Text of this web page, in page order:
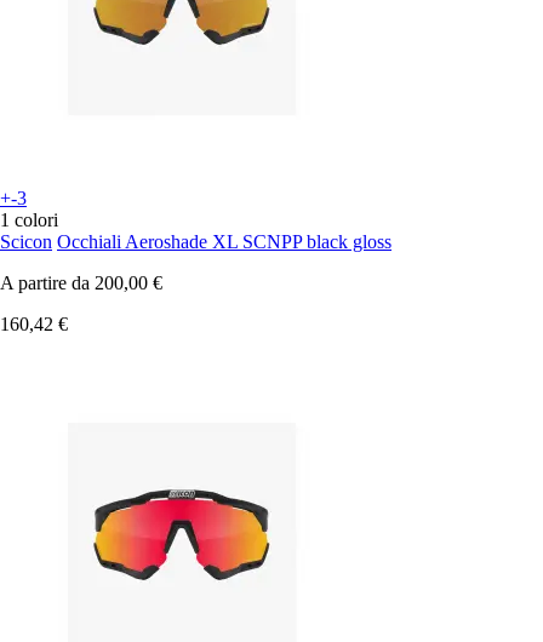
+-3
1 colori
Scicon Occhiali Aeroshade XL SCNPP black gloss
A partire da 200,00 €
160,42 €